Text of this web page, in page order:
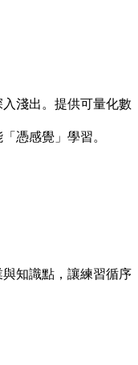
淺出。提供可量化數
憑感覺」學習。
知識點，讓練習循序